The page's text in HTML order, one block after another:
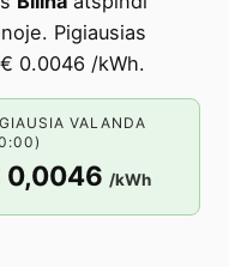
Pigiausias
0.0046 /kWh.
VALANDA
0,0046 /kWh